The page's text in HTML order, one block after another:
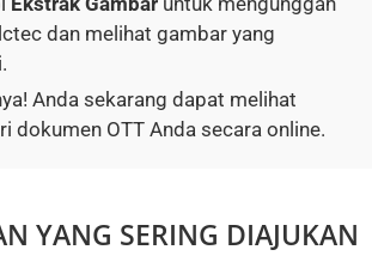
dan melihat gambar yang
Anda sekarang dapat melihat
dokumen OTT Anda secara online.
YANG SERING DIAJUKAN